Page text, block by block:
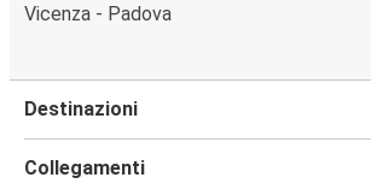
Vicenza - Padova
Destinazioni
Collegamenti